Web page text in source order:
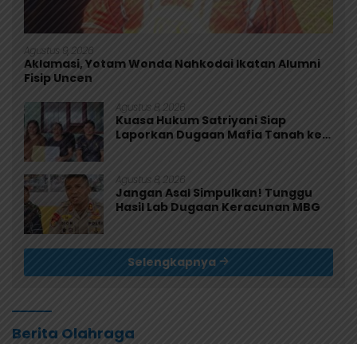
Agustus 9, 2026
Aklamasi, Yotam Wonda Nahkodai Ikatan Alumni
Fisip Uncen
Agustus 8, 2026
Kuasa Hukum Satriyani Siap
Laporkan Dugaan Mafia Tanah ke
Agustus 8, 2026
Jangan Asal Simpulkan! Tunggu
Hasil Lab Dugaan Keracunan MBG
Selengkapnya
Berita Olahraga